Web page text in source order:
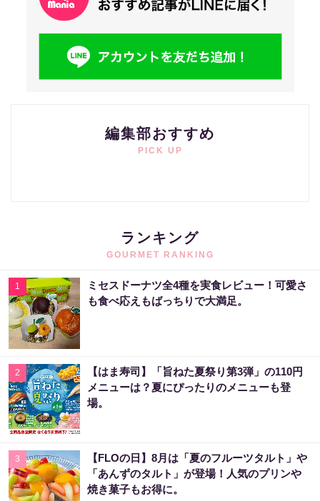
編集部おすすめ
PICK UP
ランキング
GOURMET RANKING
1
ミセスドーナツ全4種を実食レビュー！可愛さ
も食べ応えもばっちりで大満足。
2
【はま寿司】「旨ねた夏祭り第3弾」の110円
メニューは？夏にぴったりのメニューも登
場。
3
【FLOの日】8月は「夏のフルーツタルト」や
「あんずのタルト」が登場！人気のプリンや
焼き菓子もお得に。